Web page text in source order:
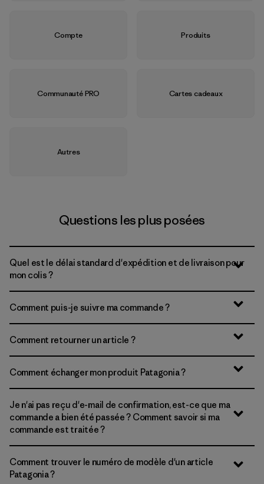
Compte Produits
Communauté PRO Cartes cadeaux
Autres
Questions les plus posées
Quel est le délai standard d'expédition et de livraison pour
mon colis ?
Comment puis-je suivre ma commande ?
Comment retourner un article ?
Comment échanger mon produit Patagonia ?
Je n'ai pas reçu d'e-mail de confirmation, est-ce que ma
commande a bien été passée ? Comment savoir si ma
commande est traitée ?
Comment trouver le numéro de modèle d'un article
Patagonia ?